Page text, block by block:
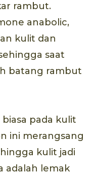
rambut.
anabolic,
kulit dan
saat
batang rambut
pada kulit
ini merangsang
kulit jadi
adalah lemak